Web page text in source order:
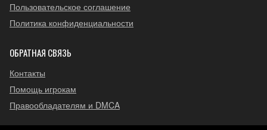
Пользовательское соглашение
Политика конфиденциальности
ОБРАТНАЯ СВЯЗЬ
Контакты
Помощь игрокам
Правообладателям и DMCA